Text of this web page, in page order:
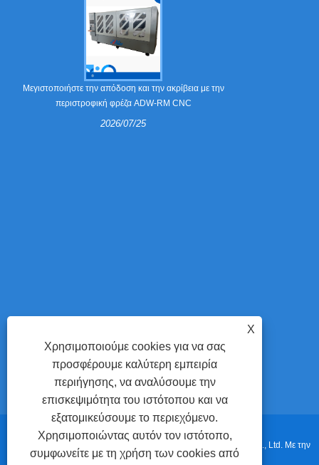
Μεγιστοποιήστε την απόδοση και την ακρίβεια με την
περιστροφική φρέζα ADW-RM CNC
2026/07/25
Πνευματικά δικαιώματα © 2022 Adewo Automation Equipment Co., Ltd. Με την
X
Χρησιμοποιούμε cookies για να σας
προσφέρουμε καλύτερη εμπειρία
περιήγησης, να αναλύσουμε την
επισκεψιμότητα του ιστότοπου και να
εξατομικεύσουμε το περιεχόμενο.
Χρησιμοποιώντας αυτόν τον ιστότοπο,
συμφωνείτε με τη χρήση των cookies από